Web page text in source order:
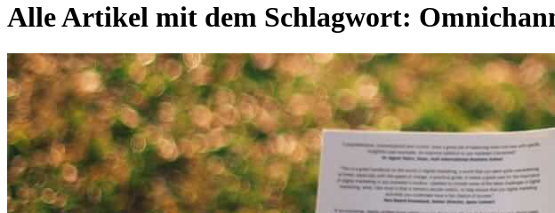
Alle Artikel mit dem Schlagwort: